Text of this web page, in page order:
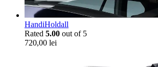
HandiHoldall
Rated 5.00 out of 5
720,00 lei